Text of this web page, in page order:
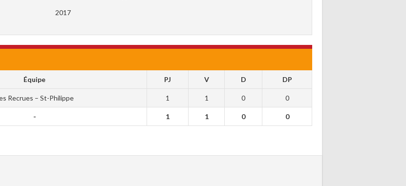
2017
Équipe PJ V D DP
Recrues – St-Philippe 1 1 0 0
- 1 1 0 0